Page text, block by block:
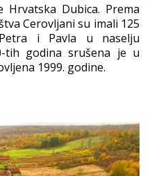
Hrvatska Dubica. Prema
Cerovljani su imali 125
i Pavla u naselju
tih godina srušena je u
1999. godine.